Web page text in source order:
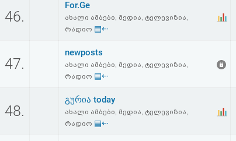
შეთანხმება
პასუხისმგებლობის
უარყოფა
46.
For.Ge
ახალი ამბები, მედია, ტელევიზია,
რადიო ▤⇠
47.
newposts
ახალი ამბები, მედია, ტელევიზია,
რადიო ▤⇠
48.
გურია today
ახალი ამბები, მედია, ტელევიზია,
რადიო ▤⇠